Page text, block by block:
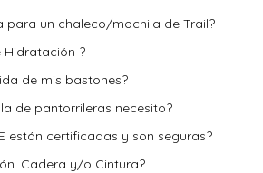
para un chaleco/mochila de Trail?
Hidratación ?
de mis bastones?
de pantorrileras necesito?
están certificadas y son seguras?
Cadera y/o Cintura?